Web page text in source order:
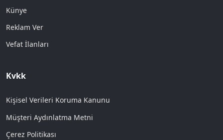
Künye
Reklam Ver
Vefat İlanları
Kvkk
Kişisel Verileri Koruma Kanunu
Müşteri Aydınlatma Metni
Çerez Politikası